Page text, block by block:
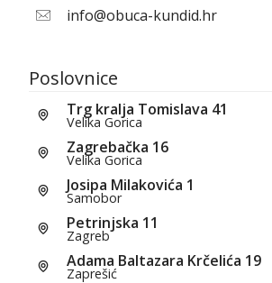
info@obuca-kundid.hr
Poslovnice
Trg kralja Tomislava 41
Velika Gorica
Zagrebačka 16
Velika Gorica
Josipa Milakovića 1
Samobor
Petrinjska 11
Zagreb
Adama Baltazara Krčelića 19
Zaprešić